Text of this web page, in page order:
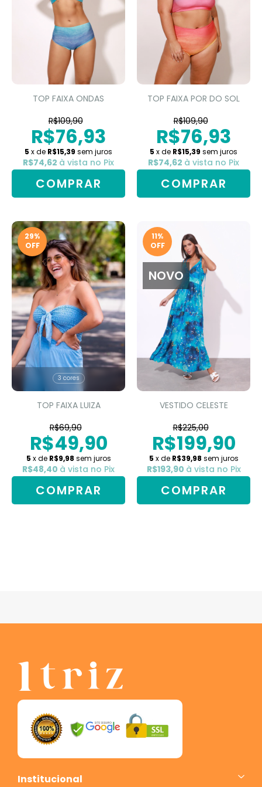
TOP FAIXA ONDAS
R$109,90
R$76,93
5 x de R$15,39 sem juros
R$74,62 à vista no Pix
COMPRAR
TOP FAIXA POR DO SOL
R$109,90
R$76,93
5 x de R$15,39 sem juros
R$74,62 à vista no Pix
COMPRAR
29%
OFF
3 cores
TOP FAIXA LUIZA
R$69,90
R$49,90
5 x de R$9,98 sem juros
R$48,40 à vista no Pix
COMPRAR
11%
OFF
NOVO
VESTIDO CELESTE
R$225,00
R$199,90
5 x de R$39,98 sem juros
R$193,90 à vista no Pix
COMPRAR
Institucional